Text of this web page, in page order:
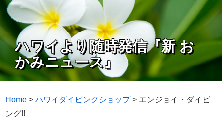
ハワイより随時発信『新 お
かみニュース』
Home >ハワイダイビングショップ> エンジョイ・ダイビ
ング!!